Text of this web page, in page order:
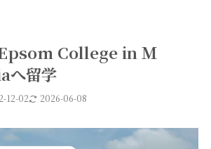
College in Ｍ
へ留学
12-02 2026-06-08